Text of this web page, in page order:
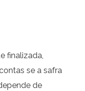
finalizada,
se a safra
de